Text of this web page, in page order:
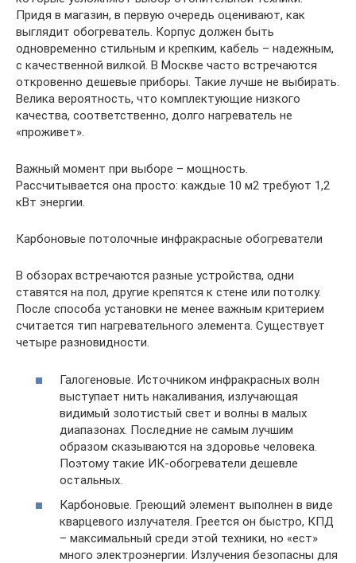
Придя в магазин, в первую очередь оценивают, как
выглядит обогреватель. Корпус должен быть
одновременно стильным и крепким, кабель – надежным,
с качественной вилкой. В Москве часто встречаются
откровенно дешевые приборы. Такие лучше не выбирать.
Велика вероятность, что комплектующие низкого
качества, соответственно, долго нагреватель не
«проживет».
Важный момент при выборе – мощность.
Рассчитывается она просто: каждые 10 м2 требуют 1,2
кВт энергии.
Карбоновые потолочные инфракрасные обогреватели
В обзорах встречаются разные устройства, одни
ставятся на пол, другие крепятся к стене или потолку.
После способа установки не менее важным критерием
считается тип нагревательного элемента. Существует
четыре разновидности.
Галогеновые. Источником инфракрасных волн
выступает нить накаливания, излучающая
видимый золотистый свет и волны в малых
диапазонах. Последние не самым лучшим
образом сказываются на здоровье человека.
Поэтому такие ИК-обогреватели дешевле
остальных.
Карбоновые. Греющий элемент выполнен в виде
кварцевого излучателя. Греется он быстро, КПД
– максимальный среди этой техники, но «ест»
много электроэнергии. Излучения безопасны для